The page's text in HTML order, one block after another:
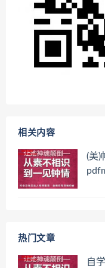
相关内容
(美)
热门文章
自